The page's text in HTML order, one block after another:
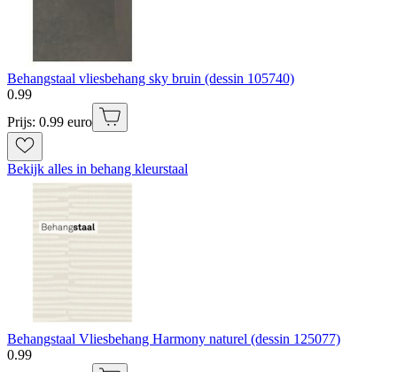
Behangstaal vliesbehang sky bruin (dessin 105740)
0.99
Prijs: 0.99 euro
Bekijk alles in behang kleurstaal
Behangstaal Vliesbehang Harmony naturel (dessin 125077)
0.99